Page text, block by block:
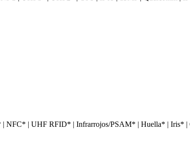
NFC* | UHF RFID* | Infrarrojos/PSAM* | Huella* | Iris* |